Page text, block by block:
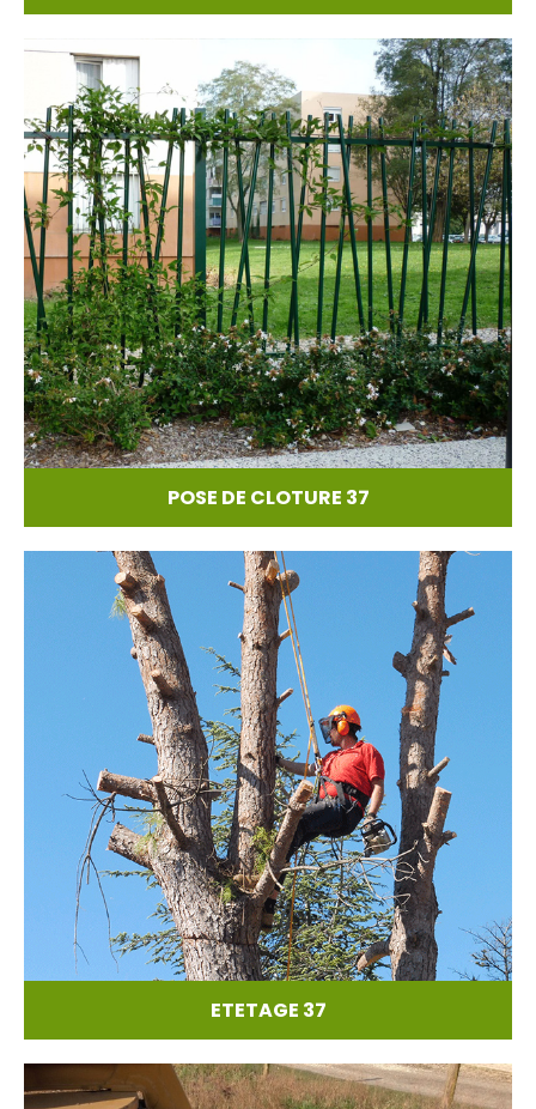
POSE DE CLOTURE 37
ETETAGE 37